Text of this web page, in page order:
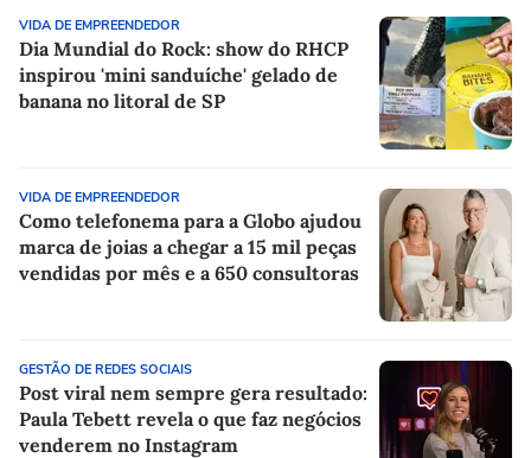
VIDA DE EMPREENDEDOR
Dia Mundial do Rock: show do RHCP
inspirou 'mini sanduíche' gelado de
banana no litoral de SP
VIDA DE EMPREENDEDOR
Como telefonema para a Globo ajudou
marca de joias a chegar a 15 mil peças
vendidas por mês e a 650 consultoras
GESTÃO DE REDES SOCIAIS
Post viral nem sempre gera resultado:
Paula Tebett revela o que faz negócios
venderem no Instagram